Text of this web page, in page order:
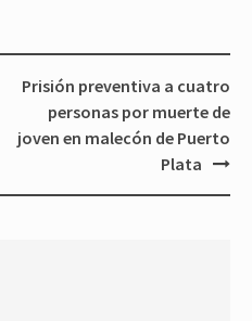
Prisión preventiva a cuatro
personas por muerte de
joven en malecón de Puerto
Plata